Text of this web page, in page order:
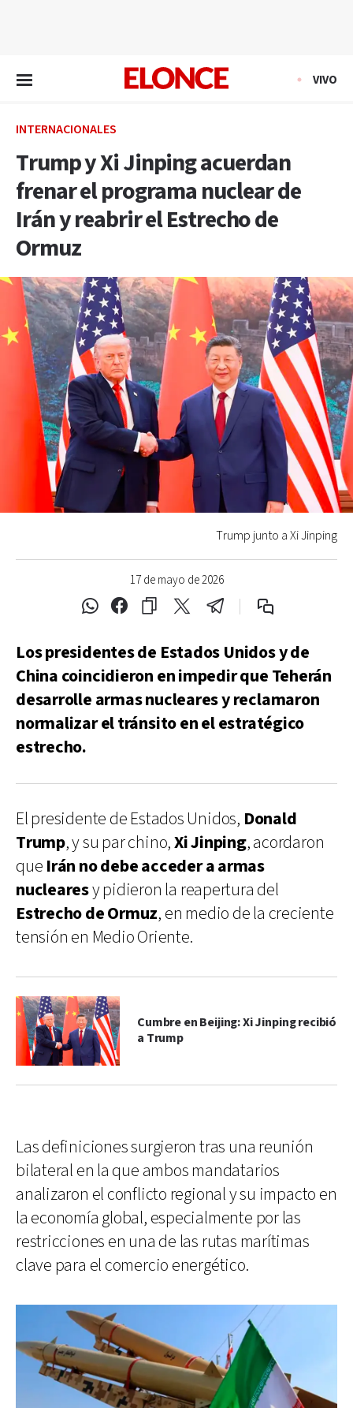
VIVO
INTERNACIONALES
Trump y Xi Jinping acuerdan
frenar el programa nuclear de
Irán y reabrir el Estrecho de
Ormuz
17 de mayo de 2026
Trump junto a Xi Jinping
Los presidentes de Estados Unidos y de
China coincidieron en impedir que Teherán
desarrolle armas nucleares y reclamaron
normalizar el tránsito en el estratégico
estrecho.
El presidente de Estados Unidos, Donald
Trump, y su par chino,Xi Jinping, acordaron
que Irán no debe acceder a armas
nuclearesy pidieron la reapertura del
Estrecho de Ormuz, en medio de la creciente
tensión en Medio Oriente.
Cumbre en Beijing: Xi Jinping recibió
a Trump
Las definiciones surgieron tras una reunión
bilateral en la que ambos mandatarios
analizaron el conflicto regional y su impacto en
la economía global, especialmente por las
restricciones en una de las rutas marítimas
clave para el comercio energético.